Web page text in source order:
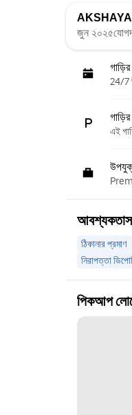
জুন
24/7
এই
ঠিকানার প্রমাণ
নিরাপত্তা
পিকআপ